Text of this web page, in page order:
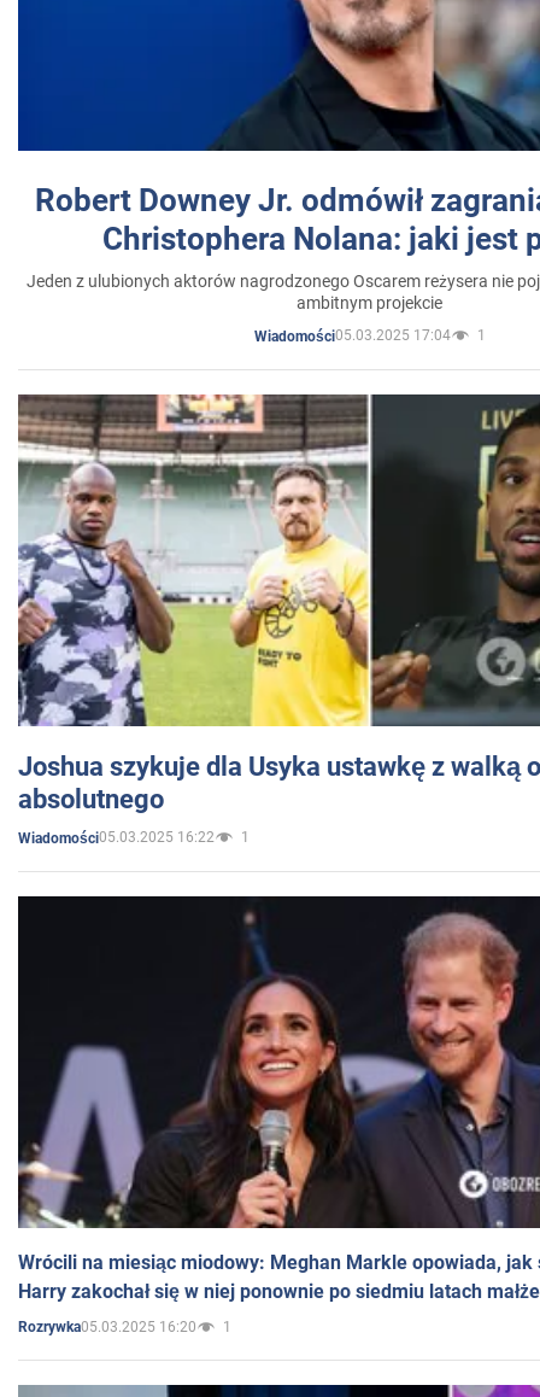
Robert Downey Jr. odmówił
Christophera Nolana: jaki jest
Jeden z ulubionych aktorów nagrodzonego Oscarem reżysera nie
ambitnym projekcie
Wiadomości05.03.2025 17:04 1
Joshua szykuje dla Usyka ustawkę z walką
absolutnego
Wiadomości05.03.2025 16:22 1
Wrócili na miesiąc miodowy: Meghan Markle opowiada, jak
Harry zakochał się w niej ponownie po siedmiu latach
Rozrywka05.03.2025 16:20 1